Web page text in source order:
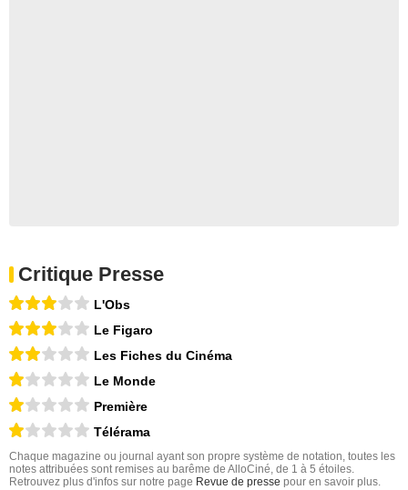
Critique Presse
L'Obs
Le Figaro
Les Fiches du Cinéma
Le Monde
Première
Télérama
Chaque magazine ou journal ayant son propre système de notation, toutes les
notes attribuées sont remises au barême de AlloCiné, de 1 à 5 étoiles.
Retrouvez plus d'infos sur notre page Revue de presse pour en savoir plus.